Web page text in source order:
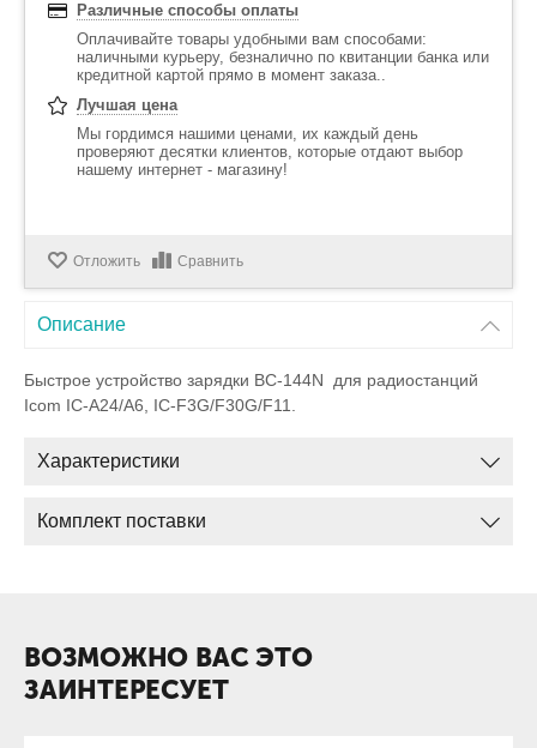
Различные способы оплаты
Оплачивайте товары удобными вам способами:
наличными курьеру, безналично по квитанции банка или
кредитной картой прямо в момент заказа..
Лучшая цена
Мы гордимся нашими ценами, их каждый день
проверяют десятки клиентов, которые отдают выбор
нашему интернет - магазину!
Отложить Сравнить
Описание
Быстрое устройство зарядки BC-144N для радиостанций
Icom IC-A24/A6, IC-F3G/F30G/F11.
Характеристики
Комплект поставки
ВОЗМОЖНО ВАС ЭТО
ЗАИНТЕРЕСУЕТ